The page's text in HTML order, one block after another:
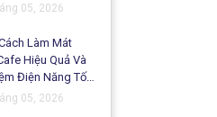
05, 2026
Làm Mát
Hiệu Quả Và
Điện Năng Tối
05, 2026